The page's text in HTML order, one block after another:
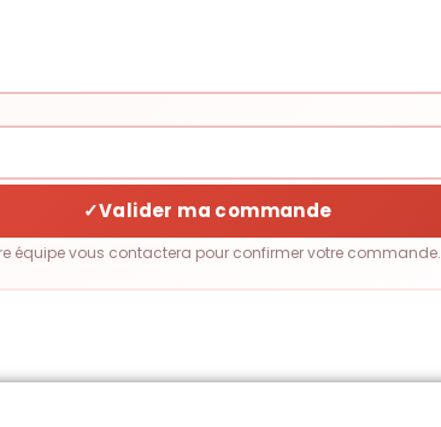
✓Valider ma commande
équipe vous contactera pour confirmer votre commande.